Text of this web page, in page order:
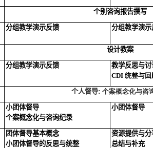
个别咨询报告撰写
分组教学演示反馈 分组教学演示
设计教案
分组教学演示反馈
教学反思与讨
CDI 统整与回
个人督导: 个案概念化与咨
小团体督导
个案概念化与咨询纪录
小团体督导
团体督导基本概念
小团体督导的反思与统整
资源提供与分
总结与补充